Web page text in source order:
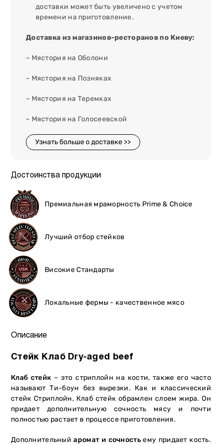
доставки может быть увеличено с учетом
времени на приготовление.
Доставка из магазинов-ресторанов по Киеву:
– Мястория на Оболони
– Мястория на Позняках
– Мястория на Теремках
– Мястория на Голосеевской
Узнать больше о доставке >>
Достоинства продукции
Премиальная мраморность Prime & Choice
Лучший отбор стейков
Високие Стандарты
Локальные фермы - качественное мясо
Описание
Стейк Клаб Dry-aged beef
Клаб стейк – это стриплойн на кости, также его часто
называют Ти-боун без вырезки. Как и классический
стейк Стриплойн, Клаб стейк обрамлен слоем жира. Он
придает дополнительную сочность мясу и почти
полностью растает в процессе приготовления.
Дополнительныйаромат и сочностьему придает кость.